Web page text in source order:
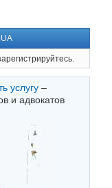
UA
услугу –
и адвокатов